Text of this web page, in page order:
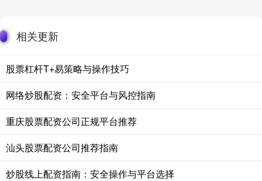
相关更新
股票杠杆T+易策略与操作技巧
网络炒股配资：安全平台与风控指南
重庆股票配资公司正规平台推荐
汕头股票配资公司推荐指南
炒股线上配资指南：安全操作与平台选择